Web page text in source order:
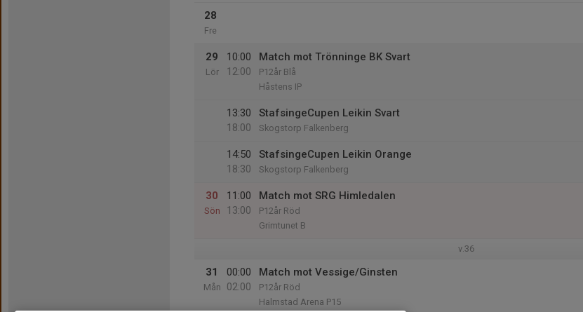
28
Fre
29
Lör
10:00
12:00
Match mot Trönninge BK Svart
P12år Blå
Håstens IP
13:30
18:00
StafsingeCupen Leikin Svart
Skogstorp Falkenberg
14:50
18:30
StafsingeCupen Leikin Orange
Skogstorp Falkenberg
30
Sön
11:00
13:00
Match mot SRG Himledalen
P12år Röd
Grimtunet B
v.36
31
Mån
00:00
02:00
Match mot Vessige/Ginsten
P12år Röd
Halmstad Arena P15